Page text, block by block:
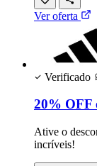
Ver oferta
Verificado
20% OFF
Ative o
incríveis!